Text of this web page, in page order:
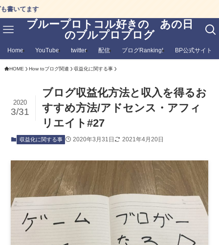
ブループロトコル好きの あの日
のブルプロブログ
Home YouTube twitter 配信 ブログRanking! BP公式サイト
HOME How toブログ関連 収益化に関する事
ブログ収益化方法と収入を得るお
すすめ方法/アドセンス・アフィ
リエイト#27
2020
3/31
収益化に関する事 2020年3月31日 2021年4月20日